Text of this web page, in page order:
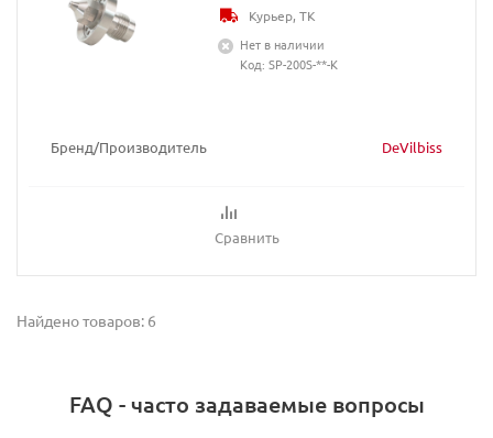
Бренд/Производитель DeVilbiss
Сравнить
Курьер, ТК
Нет в наличии
Код: SP-200S-**-K
Найдено товаров: 6
FAQ - часто задаваемые вопросы